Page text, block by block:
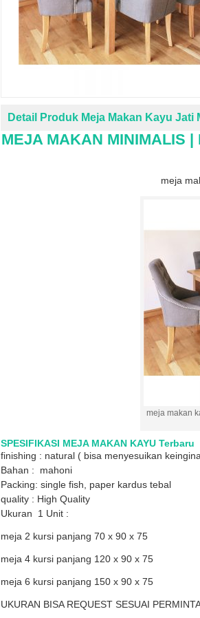
Detail Produk Meja Makan Kayu Jati
MEJA MAKAN MINIMALIS
meja
meja makan
SPESIFIKASI MEJA MAKAN KAYU Terbaru
finishing : natural ( bisa menyesuikan
Bahan : mahoni
Packing: single fish, paper kardus tebal
quality : High Quality
Ukuran 1 Unit :
meja 2 kursi panjang 70 x 90 x 75
meja 4 kursi panjang 120 x 90 x 75
meja 6 kursi panjang 150 x 90 x 75
UKURAN BISA REQUEST SESUAI